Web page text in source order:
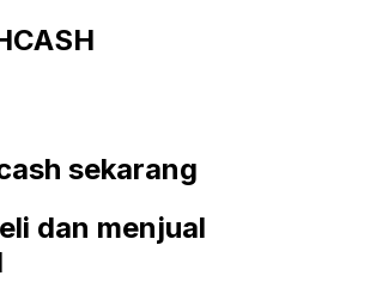
sekarang
dan menjual